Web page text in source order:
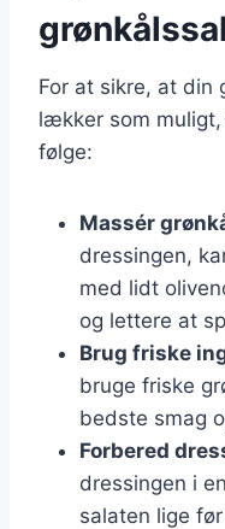
For at sikre, at din
lækker som
følge:
Massér
dressingen,
med lidt
og lettere at
Brug friske
bruge friske
bedste smag
Forbered
dressingen i
salaten lige